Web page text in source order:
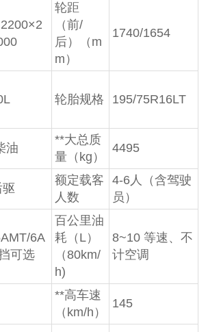
轮距
（前/
后）（m
m）
1740/1654
轮胎规格 195/75R16LT
油
**大总质
量（kg）
4495
额定载客
人数
4-6人（含驾驶
员）
6A
可选
百公里油
耗（L）
（80km/
h)
8~10 等速、不
计空调
**高车速
（km/h）
145